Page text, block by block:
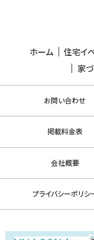
ホーム 住宅イ
家
お問い合わせ
掲載料金表
会社概要
プライバシーポリシ